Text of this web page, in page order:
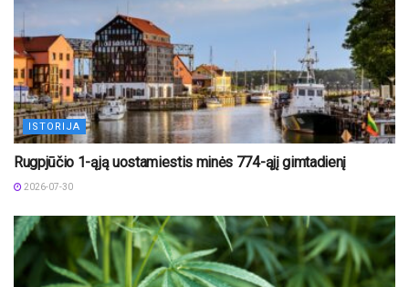
ISTORIJA
Rugpjūčio 1-ąją uostamiestis minės 774-ąjį gimtadienį
2026-07-30